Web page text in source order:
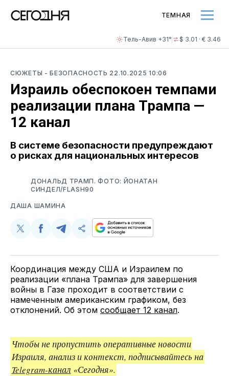
Тель-Авив +31° $ 3.01 · € 3.46
ТЕМНАЯ
СЮЖЕТЫ - БЕЗОПАСНОСТЬ 22.10.2025 10:06
Израиль обеспокоен темпами
реализации плана Трампа —
12 канал
В системе безопасности предупреждают
о рисках для национальных интересов
ДОНАЛЬД ТРАМП. ФОТО: ЙОНАТАН
СИНДЕЛ/FLASH90
ДАША ШАМИНА
Поделиться
Twitter
Поделиться
Facebook
Поделиться
Telegram
Скопируйте
поделитесь
ссылкой
Координация между США и Израилем по
реализации «плана Трампа» для завершения
войны в Газе проходит в соответствии с
намеченным американским графиком, без
отклонений. Об этом сообщает 12 канал.
Чтобы не пропустить оперативные новости
Израиля, анализ и контекст, подписывайтесь на
Telegram-канал «Сегодня».